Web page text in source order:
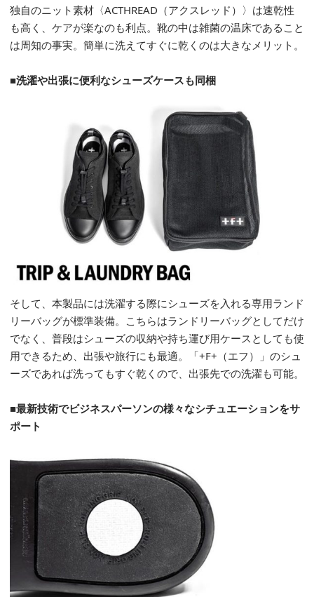
独自のニット素材〈ACTHREAD（アクスレッド）〉は速乾性
も高く、ケアが楽なのも利点。靴の中は雑菌の温床であること
は周知の事実。簡単に洗えてすぐに乾くのは大きなメリット。
■洗濯や出張に便利なシューズケースも同梱
そして、本製品には洗濯する際にシューズを入れる専用ランド
リーバッグが標準装備。こちらはランドリーバッグとしてだけ
でなく、普段はシューズの収納や持ち運び用ケースとしても使
用できるため、出張や旅行にも最適。「+F+（エフ）」のシュ
ーズであれば洗ってもすぐ乾くので、出張先での洗濯も可能。
■最新技術でビジネスパーソンの様々なシチュエーションをサ
ポート